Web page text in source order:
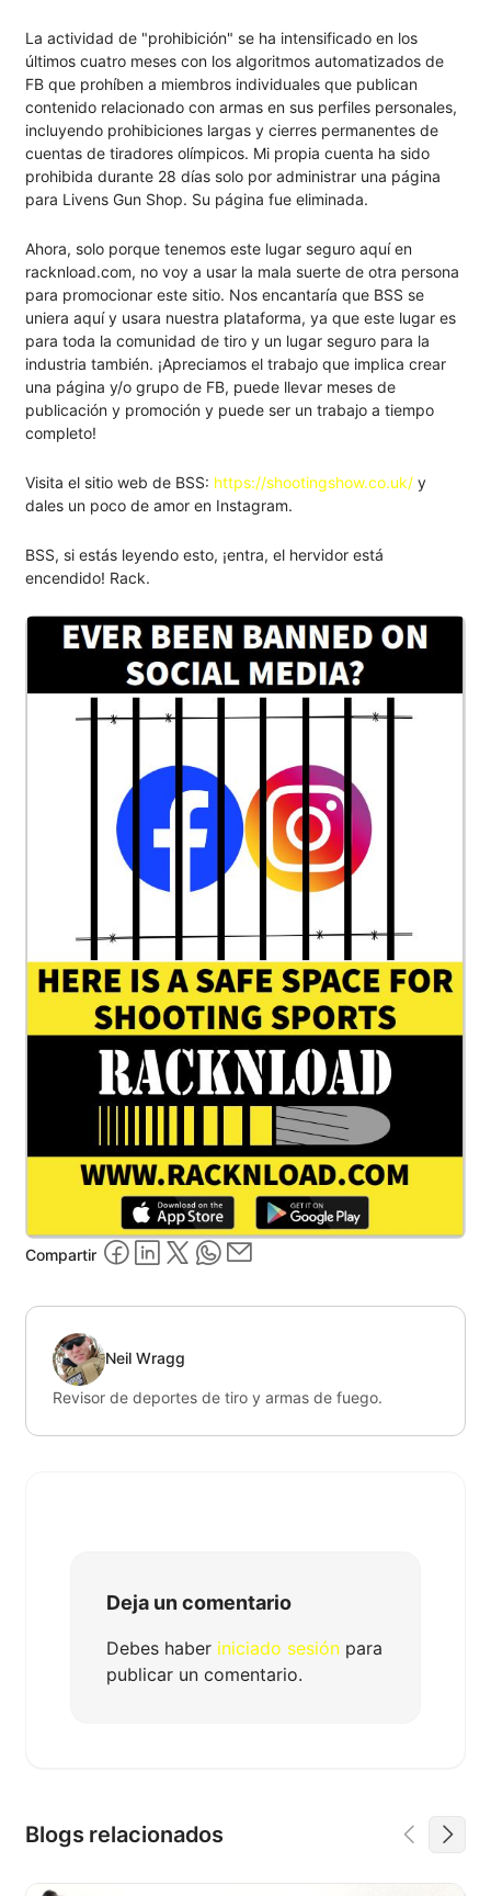
La actividad de "prohibición" se ha intensificado en los
últimos cuatro meses con los algoritmos automatizados de
FB que prohíben a miembros individuales que publican
contenido relacionado con armas en sus perfiles personales,
incluyendo prohibiciones largas y cierres permanentes de
cuentas de tiradores olímpicos. Mi propia cuenta ha sido
prohibida durante 28 días solo por administrar una página
para Livens Gun Shop. Su página fue eliminada.
Ahora, solo porque tenemos este lugar seguro aquí en
racknload.com, no voy a usar la mala suerte de otra persona
para promocionar este sitio. Nos encantaría que BSS se
uniera aquí y usara nuestra plataforma, ya que este lugar es
para toda la comunidad de tiro y un lugar seguro para la
industria también. ¡Apreciamos el trabajo que implica crear
una página y/o grupo de FB, puede llevar meses de
publicación y promoción y puede ser un trabajo a tiempo
completo!
Visita el sitio web de BSS: https://shootingshow.co.uk/ y
dales un poco de amor en Instagram.
BSS, si estás leyendo esto, ¡entra, el hervidor está
encendido! Rack.
Compartir
Neil Wragg
Revisor de deportes de tiro y armas de fuego.
Deja un comentario
Debes haber iniciado sesión para
publicar un comentario.
Blogs relacionados